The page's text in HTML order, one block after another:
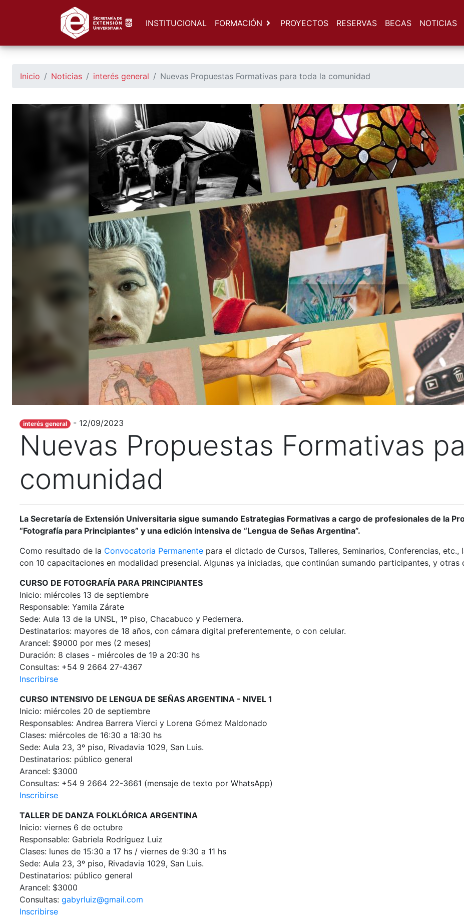
https://seu.unsl.edu.ar/
INSTITUCIONAL
FORMACIÓN PROYECTOS RESERVAS BECAS NOTICIAS
Inicio Noticias interés general Nuevas Propuestas Formativas para toda la comunidad
interés general - 12/09/2023
Nuevas Propuestas Formativas
comunidad
La Secretaría de Extensión Universitaria sigue sumando Estrategias Formativas a cargo de profesionales de la
“Fotografía para Principiantes” y una edición intensiva de “Lengua de Señas Argentina”.
Como resultado de la Convocatoria Permanente para el dictado de Cursos, Talleres, Seminarios, Conferencias,
con 10 capacitaciones en modalidad presencial. Algunas ya iniciadas, que continúan sumando participantes, y otras
CURSO DE FOTOGRAFÍA PARA PRINCIPIANTES
Inicio: miércoles 13 de septiembre
Responsable: Yamila Zárate
Sede: Aula 13 de la UNSL, 1º piso, Chacabuco y Pedernera.
Destinatarios: mayores de 18 años, con cámara digital preferentemente, o con celular.
Arancel: $9000 por mes (2 meses)
Duración: 8 clases - miércoles de 19 a 20:30 hs
Consultas: +54 9 2664 27-4367
Inscribirse
CURSO INTENSIVO DE LENGUA DE SEÑAS ARGENTINA - NIVEL 1
Inicio: miércoles 20 de septiembre
Responsables: Andrea Barrera Vierci y Lorena Gómez Maldonado
Clases: miércoles de 16:30 a 18:30 hs
Sede: Aula 23, 3º piso, Rivadavia 1029, San Luis.
Destinatarios: público general
Arancel: $3000
Consultas: +54 9 2664 22-3661 (mensaje de texto por WhatsApp)
Inscribirse
TALLER DE DANZA FOLKLÓRICA ARGENTINA
Inicio: viernes 6 de octubre
Responsable: Gabriela Rodríguez Luiz
Clases: lunes de 15:30 a 17 hs / viernes de 9:30 a 11 hs
Sede: Aula 23, 3º piso, Rivadavia 1029, San Luis.
Destinatarios: público general
Arancel: $3000
Consultas: gabyrluiz@gmail.com
Inscribirse